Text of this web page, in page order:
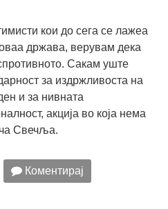
кои до сега се лажеа
држава, верувам дека
Сакам уште
за издржливоста на
и за нивната
акција во која нема
Свечља.
Коментирај